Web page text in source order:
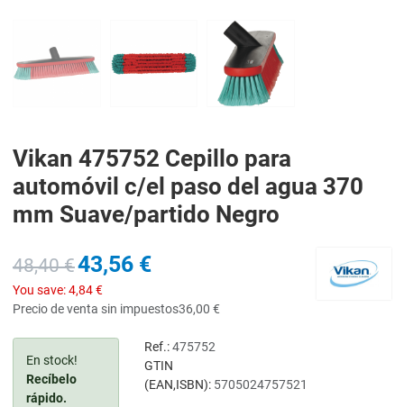
Vikan 475752 Cepillo para
automóvil c/el paso del agua 370
mm Suave/partido Negro
48,40 €43,56 €
You save:4,84 €
Precio de venta sin impuestos36,00 €
En stock!
Recíbelo
rápido.
Ref.: 475752
GTIN
(EAN,ISBN): 5705024757521